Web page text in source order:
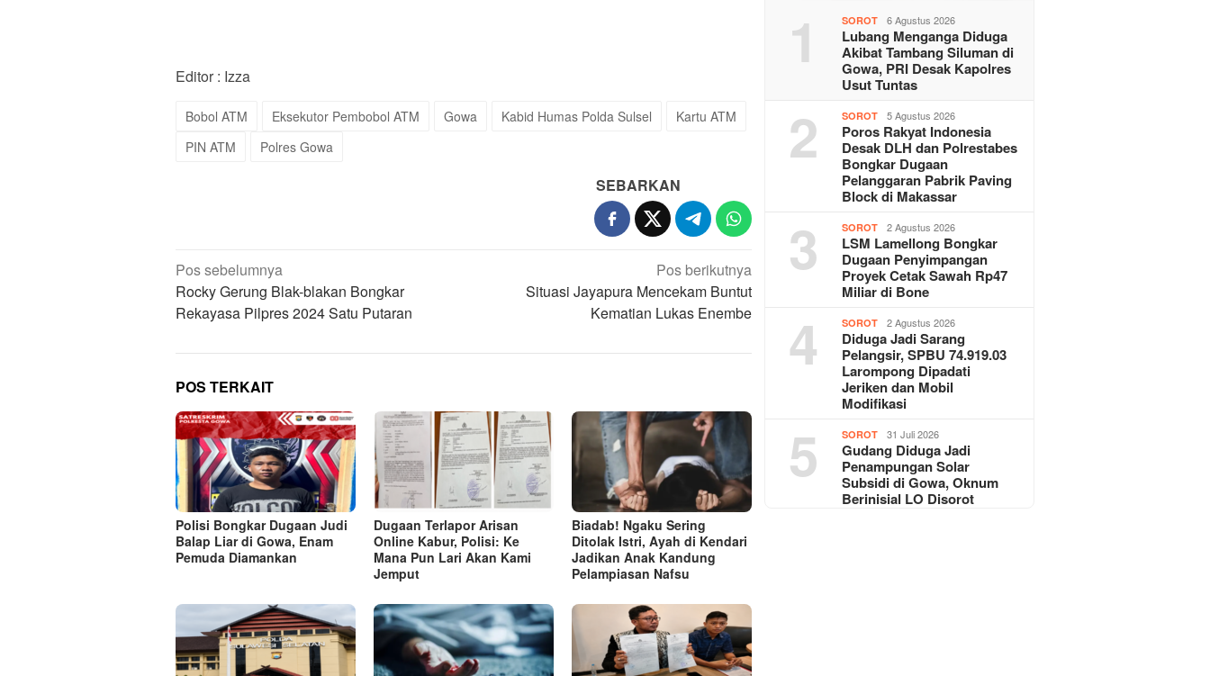
Editor : Izza
Bobol ATM Eksekutor Pembobol ATM Gowa Kabid Humas Polda Sulsel
Kartu ATM
PIN ATM
Polres Gowa
SEBARKAN
Navigasi
pos
Pos sebelumnya
Rocky Gerung Blak-blakan Bongkar
Rekayasa Pilpres 2024 Satu Putaran
Pos berikutnya
Situasi Jayapura Mencekam Buntut
Kematian Lukas Enembe
POS TERKAIT
Polisi Bongkar Dugaan Judi
Balap Liar di Gowa, Enam
Pemuda Diamankan
Dugaan Terlapor Arisan
Online Kabur, Polisi: Ke
Mana Pun Lari Akan Kami
Jemput
Biadab! Ngaku Sering
Ditolak Istri, Ayah di Kendari
Jadikan Anak Kandung
Pelampiasan Nafsu
1 SOROT 6 Agustus 2026
Lubang Menganga Diduga
Akibat Tambang Siluman di
Gowa, PRI Desak Kapolres
Usut Tuntas
2 SOROT 5 Agustus 2026
Poros Rakyat Indonesia
Desak DLH dan Polrestabes
Bongkar Dugaan
Pelanggaran Pabrik Paving
Block di Makassar
3 SOROT 2 Agustus 2026
LSM Lamellong Bongkar
Dugaan Penyimpangan
Proyek Cetak Sawah Rp47
Miliar di Bone
4 SOROT 2 Agustus 2026
Diduga Jadi Sarang
Pelangsir, SPBU 74.919.03
Larompong Dipadati
Jeriken dan Mobil
Modifikasi
5 SOROT 31 Juli 2026
Gudang Diduga Jadi
Penampungan Solar
Subsidi di Gowa, Oknum
Berinisial LO Disorot